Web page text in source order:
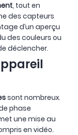
, tout en
des capteurs
d’un aperçu
des couleurs ou
déclencher.
sont nombreux.
phase
une mise au
en vidéo.